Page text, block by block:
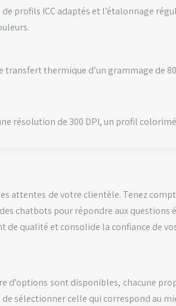
de profils ICC adaptés et l’étalonnage
transfert thermique d’un grammage de
résolution de 300 DPI, un profil
de votre clientèle. Tenez
chatbots pour répondre aux
qualité et consolide la confiance de
sont disponibles, chacune
sélectionner celle qui correspond au